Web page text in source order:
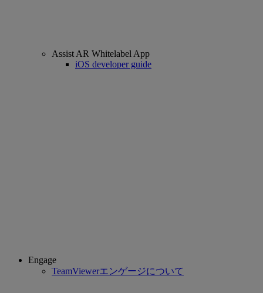
Assist AR Whitelabel App
iOS developer guide
Engage
TeamViewerエンゲージについて